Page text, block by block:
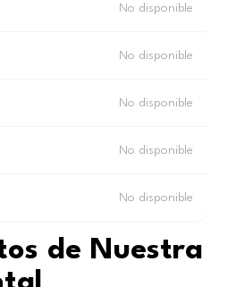
No disponible
No disponible
No disponible
No disponible
No disponible
de Nuestra